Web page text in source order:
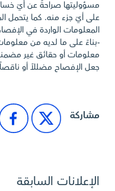
مسؤوليتها صراحةً عن أيّ
على أيّ جزء منه. كما يتحمل
المعلومات الواردة في
-بناءً على ما لديه من
معلومات أو حقائق غير
جعل الإفصاح مضللاً أو
مشاركة
الإعلانات السابقة